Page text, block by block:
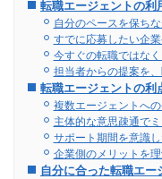
転職エージェントの利
自分のペースを保ち
すでに応募したい企
今すぐの転職ではな
担当者からの提案を
転職エージェントの
複数エージェントへ
主体的な意思疎通で
サポート期間を意識
企業側のメリットを
自分に合った転職エー